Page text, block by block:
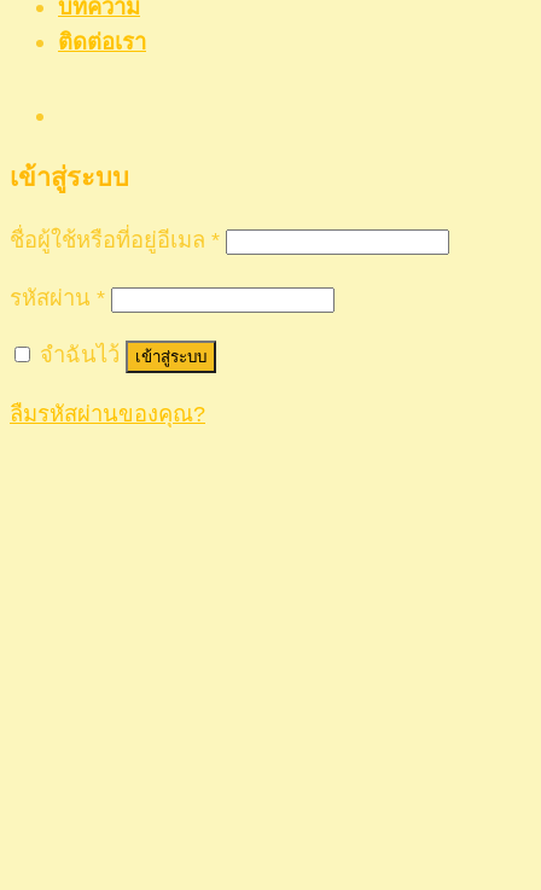
บทความ
ติดต่อเรา
เข้าสู่ระบบ
ชื่อผู้ใช้หรือที่อยู่อีเมล *
รหัสผ่าน *
จำฉันไว้ เข้าสู่ระบบ
ลืมรหัสผ่านของคุณ?